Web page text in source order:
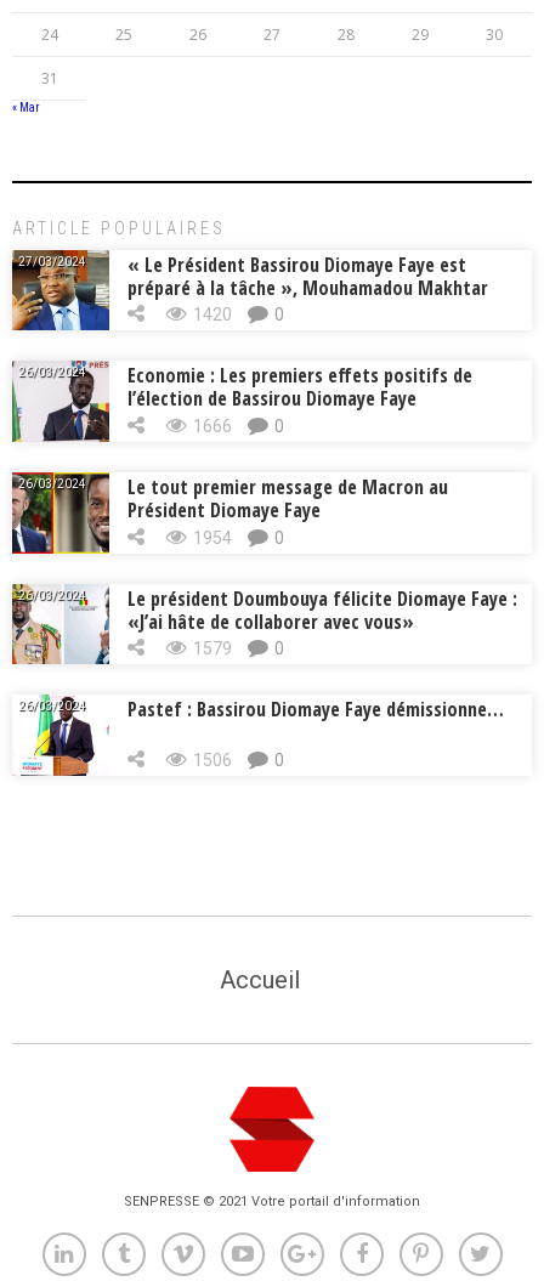
24 25 26 27 28 29 30
31
« Mar
ARTICLE POPULAIRES
27/03/2024
« Le Président Bassirou Diomaye Faye est
préparé à la tâche », Mouhamadou Makhtar
Cissé, Min. Intérieur
1420 0
26/03/2024
Economie : Les premiers effets positifs de
l’élection de Bassirou Diomaye Faye
1666 0
26/03/2024
Le tout premier message de Macron au
Président Diomaye Faye
1954 0
26/03/2024
Le président Doumbouya félicite Diomaye Faye :
«J’ai hâte de collaborer avec vous»
1579 0
26/03/2024 Pastef : Bassirou Diomaye Faye démissionne…
1506 0
Accueil
SENPRESSE © 2021 Votre portail d'information